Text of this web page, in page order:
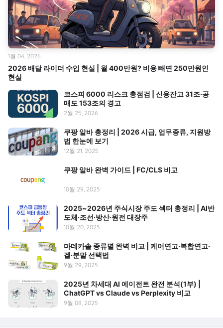
2026 배달 라이더 수입 현실 | 월 400만원? 비용 빼면 250만원인
현실
1월 04, 2026
코스피 6000 리스크 총점검 | 신용잔고 31조·공
매도 153조의 경고
2월 25, 2026
쿠팡 알바 총정리 | 2026 시급, 업무종류, 지원방
법 한눈에 보기
12월 21, 2025
쿠팡 알바 완벽 가이드 | FC/CLS 비교
10월 29, 2025
2025~2026년 주식시장 주도 섹터 총정리 | AI반
도체·조선·방산·원전 대장주
10월 20, 2025
마데카솔 종류별 완벽 비교 | 케어연고·복합연고·
겔·분말 선택법
9월 29, 2025
2025년 차세대 AI 에이전트 완전 분석(1부) |
ChatGPT vs Claude vs Perplexity 비교
9월 08, 2025